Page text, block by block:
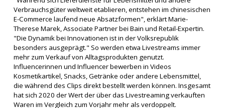
Verbrauchsgüter weltweit etablieren, entstehen im chinesischen
E-Commerce laufend neue Absatzformen", erklärt Marie-
Therese Marek, Associate Partner bei Bain und Retail-Expertin.
"Die Dynamik bei Innovationen ist in der Volksrepublik
besonders ausgeprägt." So werden etwa Livestreams immer
mehr zum Verkauf von Alltagsprodukten genutzt.
Influencerinnen und Influencer bewerben in Videos
Kosmetikartikel, Snacks, Getränke oder andere Lebensmittel,
die während des Clips direkt bestellt werden können. Insgesamt
hat sich 2020 der Wert der über das Livestreaming verkauften
Waren im Vergleich zum Vorjahr mehr als verdoppelt.